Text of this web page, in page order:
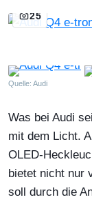
25
Quelle: Audi
Was bei Audi
mit dem Licht.
OLED-
bietet nicht nur
soll durch die